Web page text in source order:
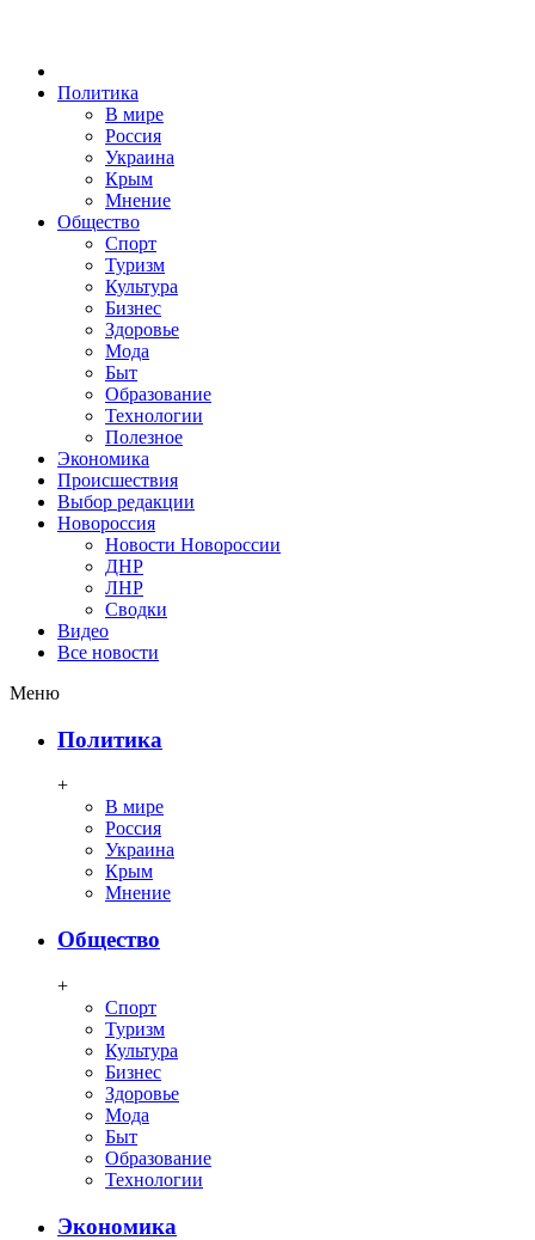
Политика
В мире
Россия
Украина
Крым
Мнение
Общество
Спорт
Туризм
Культура
Бизнес
Здоровье
Мода
Быт
Образование
Технологии
Полезное
Экономика
Происшествия
Выбор редакции
Новороссия
Новости Новороссии
ДНР
ЛНР
Сводки
Видео
Все новости
Меню
Политика
+
В мире
Россия
Украина
Крым
Мнение
Общество
+
Спорт
Туризм
Культура
Бизнес
Здоровье
Мода
Быт
Образование
Технологии
Экономика